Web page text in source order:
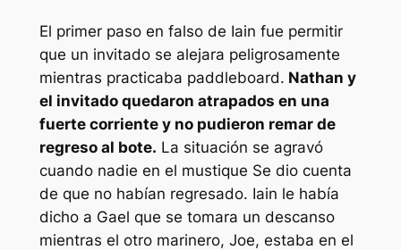
El primer paso en falso de Iain fue permitir
que un invitado se alejara peligrosamente
mientras practicaba paddleboard. Nathan y
el invitado quedaron atrapados en una
fuerte corriente y no pudieron remar de
regreso al bote. La situación se agravó
cuando nadie en el mustique Se dio cuenta
de que no habían regresado. Iain le había
dicho a Gael que se tomara un descanso
mientras el otro marinero, Joe, estaba en el